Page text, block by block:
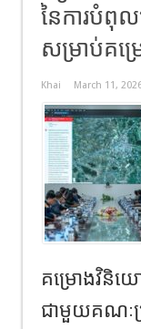
នៃការបំពុ
សម្រាប់គ
Khai March 11,
គម្រោងវិនិយ
ជាមួយគណៈ